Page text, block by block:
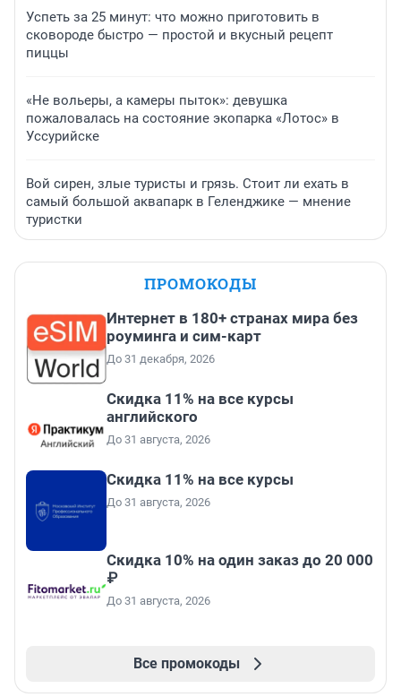
Успеть за 25 минут: что можно приготовить в
сковороде быстро — простой и вкусный рецепт
пиццы
«Не вольеры, а камеры пыток»: девушка
пожаловалась на состояние экопарка «Лотос» в
Уссурийске
Вой сирен, злые туристы и грязь. Стоит ли ехать в
самый большой аквапарк в Геленджике — мнение
туристки
ПРОМОКОДЫ
Интернет в 180+ странах мира без
роуминга и сим-карт
До 31 декабря, 2026
Скидка 11% на все курсы
английского
До 31 августа, 2026
Скидка 11% на все курсы
До 31 августа, 2026
Скидка 10% на один заказ до 20 000
₽
До 31 августа, 2026
Все промокоды